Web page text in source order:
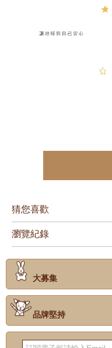
猜您喜歡
prev
瀏覽紀錄
prev
大募集
‧試用評價
品牌堅持
‧關於有機棉
‧有機棉製品洗滌方式
‧Baby搭配小常識
‧品牌堅持
‧國際認證